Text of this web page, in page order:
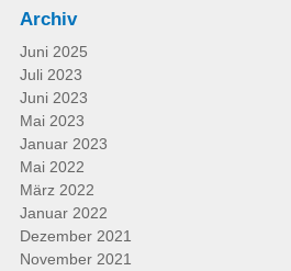
Archiv
Juni 2025
Juli 2023
Juni 2023
Mai 2023
Januar 2023
Mai 2022
März 2022
Januar 2022
Dezember 2021
November 2021